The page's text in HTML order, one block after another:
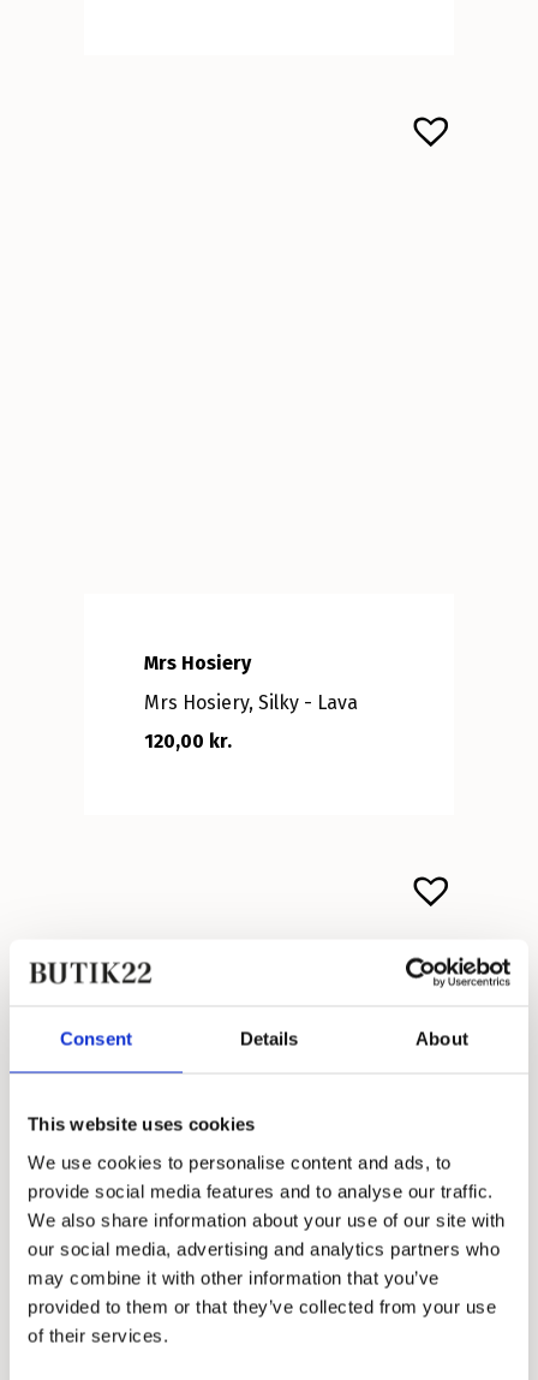
Consent Details About
This website uses cookies
We use cookies to personalise content and ads, to
provide social media features and to analyse our traffic.
We also share information about your use of our site with
our social media, advertising and analytics partners who
may combine it with other information that you’ve
provided to them or that they’ve collected from your use
of their services.
Mrs Hosiery
Mrs Hosiery, Silky - Lava
120,00 kr.